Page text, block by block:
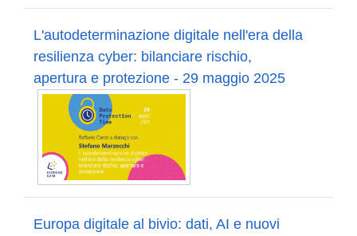
L'autodeterminazione digitale nell'era della
resilienza cyber: bilanciare rischio,
apertura e protezione - 29 maggio 2025
Europa digitale al bivio: dati, AI e nuovi